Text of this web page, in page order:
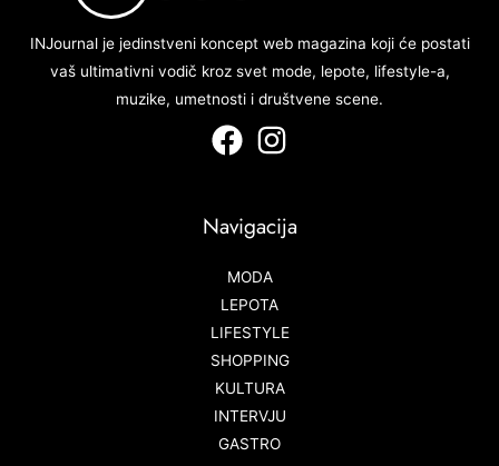
INJournal je jedinstveni koncept web magazina koji će postati
vaš ultimativni vodič kroz svet mode, lepote, lifestyle-a,
muzike, umetnosti i društvene scene.
Navigacija
MODA
LEPOTA
LIFESTYLE
SHOPPING
KULTURA
INTERVJU
GASTRO